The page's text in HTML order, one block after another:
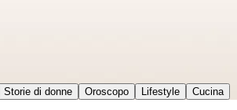
Storie di donne Oroscopo Lifestyle Cucina